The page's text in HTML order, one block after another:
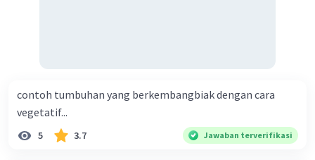
contoh tumbuhan yang berkembangbiak dengan cara
vegetatif...
5 3.7 Jawaban terverifikasi